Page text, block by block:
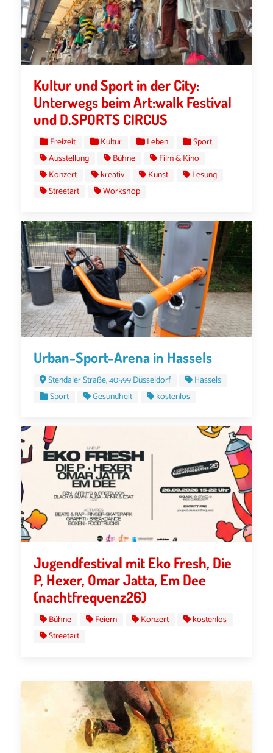
Kultur und Sport in der City:
Unterwegs beim Art:walk Festival
und D.SPORTS CIRCUS
Freizeit Kultur Leben
Sport
Ausstellung
Bühne
Film & Kino
Konzert
kreativ Kunst
Lesung
Streetart
Workshop
Urban-Sport-Arena in Hassels
Stendaler Straße, 40599 Düsseldorf
Hassels
Sport
Gesundheit kostenlos
Jugendfestival mit Eko Fresh, Die
P, Hexer, Omar Jatta, Em Dee
(nachtfrequenz26)
Bühne Feiern Konzert
kostenlos
Streetart